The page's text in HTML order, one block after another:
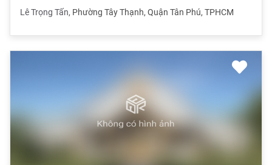
Lê Trọng Tấn, Phường Tây Thạnh, Quận Tân Phú, TPHCM